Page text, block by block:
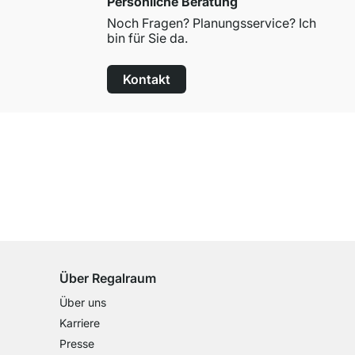
Noch Fragen? Planungsservice? Ich
bin für Sie da.
Kontakt
Über Regalraum
Über uns
Karriere
Presse